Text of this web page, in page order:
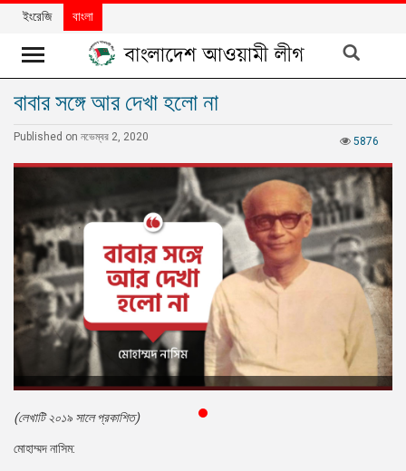
খবর
দলের
নিবন্ধ
বিশেষ
প্রতিবেদন
মতামত
উন্নয়নের
বাংলাদেশ
নিউজলেটার
প্রেস
রিলিজ
ইংরেজি বাংলা
বাবার সঙ্গে আর দেখা হলো না
5876
Published on নভেম্বর 2, 2020
(লেখাটি ২০১৯ সালে প্রকাশিত)
মোহাম্মদ নাসিম: